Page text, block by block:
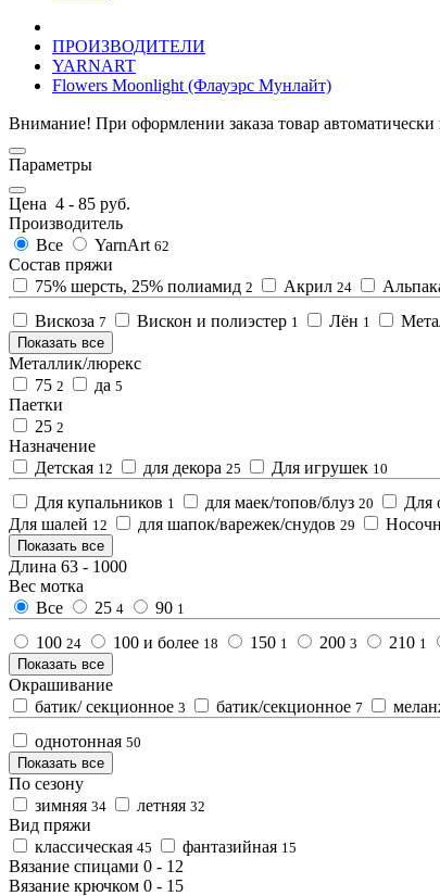
ПРОИЗВОДИТЕЛИ
YARNART
Flowers Moonlight (Флауэрс Мунлайт)
Внимание! При оформлении заказа товар автоматически
Параметры
Цена 4 - 85 руб.
Производитель
Все
YarnArt 62
Состав пряжи
75% шерсть, 25% полиамид 2 Акрил 24
Вискоза 7 Вискон и полиэстер 1 Лён 1
Показать все
Металлик/люрекс
75 2 да 5
Паетки
25 2
Назначение
Детская 12 для декора 25 Для игрушек 10
Для купальников 1 для маек/топов/блуз 20 Для
Для шалей 12 для шапок/варежек/снудов 29
Показать все
Длина 63 - 1000
Вес мотка
Все
25 4 90 1
100 24 100 и более 18 150 1 200 3 210 1
Показать все
Окрашивание
батик/ секционное 3 батик/секционное 7
однотонная 50
Показать все
По сезону
зимняя 34 летняя 32
Вид пряжи
классическая 45 фантазийная 15
Вязание спицами 0 - 12
Вязание крючком 0 - 15